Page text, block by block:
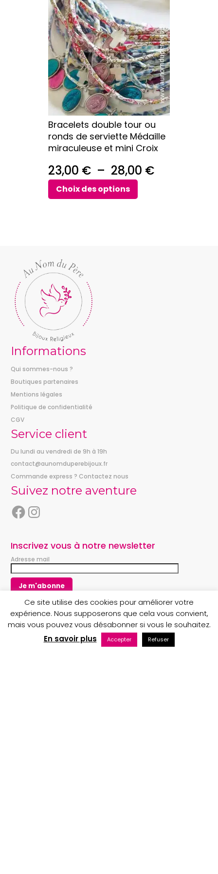
32,00 €
à
63,00 €
Bracelets double tour ou
ronds de serviette Médaille
miraculeuse et mini Croix
23,00 € – 28,00 €Plage
Choix des options
produit
a
plusieurs
variations.
Les
options
peuvent
être
choisies
sur
la
page
du
produit
Informations
Qui sommes-nous ?
Boutiques partenaires
Mentions légales
Politique de confidentialité
CGV
Service client
Du lundi au vendredi de 9h à 19h
contact@aunomduperebijoux.fr
Commande express ? Contactez nous
Suivez notre aventure
F
e
b
o
k
t
a
g
a
m
Inscrivez vous à notre newsletter
Adresse mail
Copyright © 2023 Au nom du Père boutique
Maintenance web par Bluekat Digital
Ce site utilise des cookies pour améliorer votre
expérience. Nous supposerons que cela vous convient,
mais vous pouvez vous désabonner si vous le souhaitez.
En savoir plus
Accepter Refuser